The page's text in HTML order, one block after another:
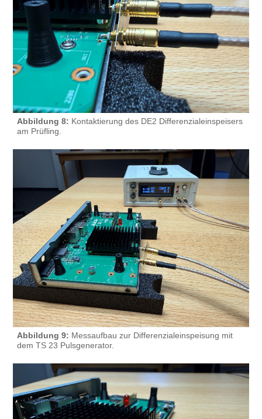
Abbildung 8: Kontaktierung des DE2 Differenzialeinspeisers
am Prüfling.
Abbildung 9: Messaufbau zur Differenzialeinspeisung mit
dem TS 23 Pulsgenerator.